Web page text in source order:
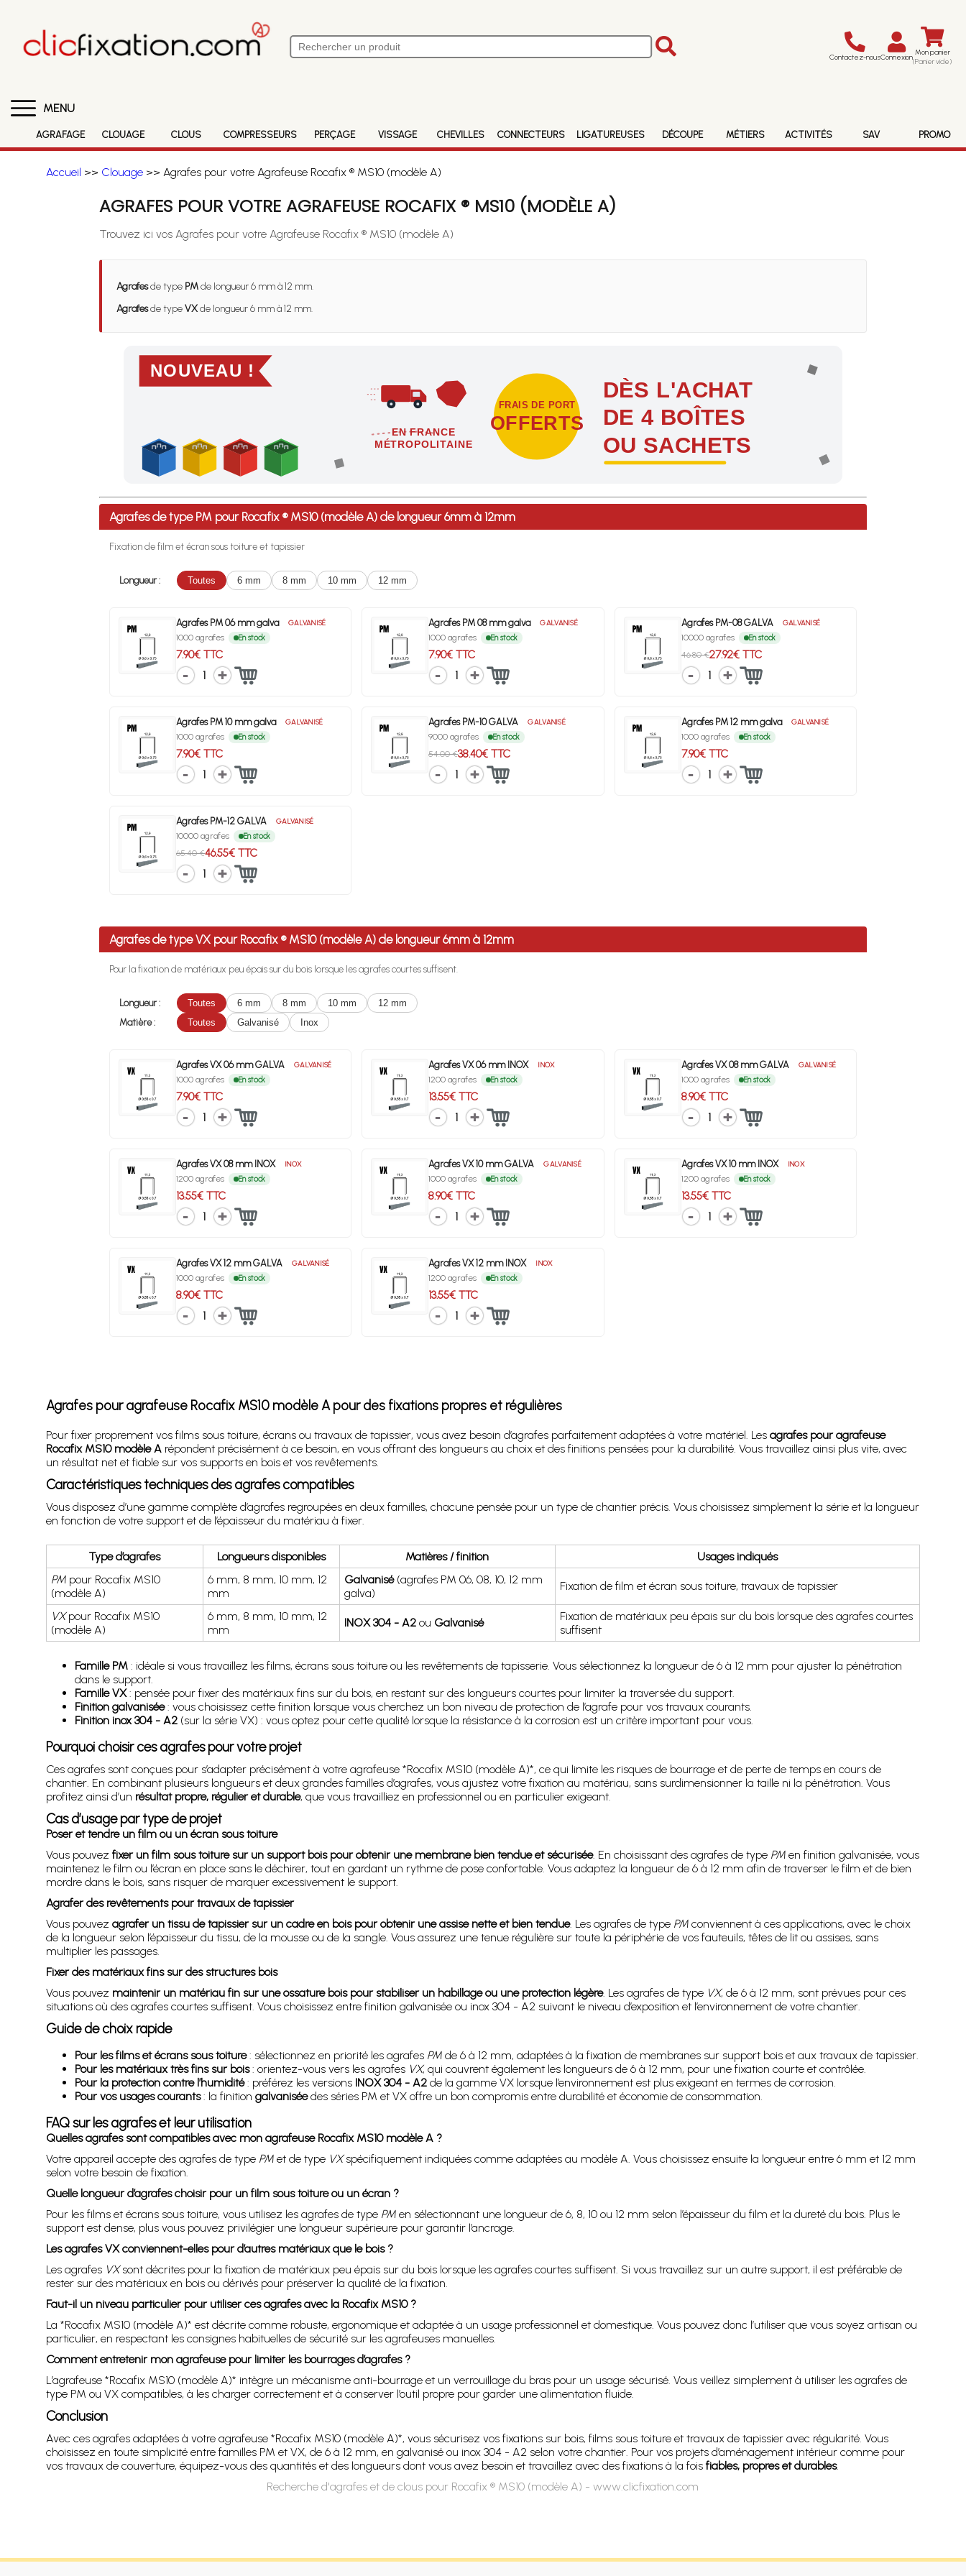
Contactez-nousConnexion Mon panier
(Panier vide)
MENU
AGRAFAGE CLOUAGE CLOUS COMPRESSEURS PERÇAGE VISSAGE CHEVILLES CONNECTEURS LIGATUREUSES DÉCOUPE MÉTIERS ACTIVITÉS SAV PROMO
Accueil >> Clouage>> Agrafes pour votre Agrafeuse Rocafix ® MS10 (modèle A)
AGRAFES POUR VOTRE AGRAFEUSE ROCAFIX ® MS10 (MODÈLE A)
Trouvez ici vos Agrafes pour votre Agrafeuse Rocafix ® MS10 (modèle A)
Agrafesde type PMde longueur 6 mm à 12 mm.
Agrafesde typeVXde longueur 6 mm à 12 mm.
NOUVEAU !
EN FRANCE
MÉTROPOLITAINE
FRAIS DE PORT
OFFERTS
DÈS L'ACHAT
DE 4 BOÎTES
OU SACHETS
Profitez des Frais de port offerts en France métropolitaine dès l'achat de 4 sachets ou boîtes d'agrafes ou de pointes !
Agrafes de type PM pour Rocafix ® MS10 (modèle A) de longueur 6mm à 12mm
Fixation de film et écran sous toiture et tapissier
Longueur : Toutes 6 mm 8 mm 10 mm 12 mm
Agrafes PM 06 mm galva GALVANISÉ
1000 agrafes En stock
7.90€ TTC
1
Agrafes PM 08 mm galva GALVANISÉ
1000 agrafes En stock
7.90€ TTC
1
Agrafes PM-08 GALVA GALVANISÉ
10000 agrafes En stock
46.80 €27.92€ TTC
1
Agrafes PM 10 mm galva GALVANISÉ
1000 agrafes En stock
7.90€ TTC
1
Agrafes PM-10 GALVA GALVANISÉ
9000 agrafes En stock
54.00 €38.40€ TTC
1
Agrafes PM 12 mm galva GALVANISÉ
1000 agrafes En stock
7.90€ TTC
1
Agrafes PM-12 GALVA GALVANISÉ
10000 agrafes En stock
65.40 €46.55€ TTC
1
Agrafes de type VX pour Rocafix ® MS10 (modèle A) de longueur 6mm à 12mm
Pour la fixation de matériaux peu épais sur du bois lorsque les agrafes courtes suffisent.
Longueur : Toutes 6 mm 8 mm 10 mm
12 mm
Matière :
Toutes Galvanisé Inox
Agrafes VX 06 mm GALVA GALVANISÉ
1000 agrafes En stock
7.90€ TTC
1
Agrafes VX 06 mm INOX INOX
1200 agrafes En stock
13.55€ TTC
1
Agrafes VX 08 mm GALVA GALVANISÉ
1000 agrafes En stock
8.90€ TTC
1
Agrafes VX 08 mm INOX INOX
1200 agrafes En stock
13.55€ TTC
1
Agrafes VX 10 mm GALVA GALVANISÉ
1000 agrafes En stock
8.90€ TTC
1
Agrafes VX 10 mm INOX INOX
1200 agrafes En stock
13.55€ TTC
1
Agrafes VX 12 mm GALVA GALVANISÉ
1000 agrafes En stock
8.90€ TTC
1
Agrafes VX 12 mm INOX INOX
1200 agrafes En stock
13.55€ TTC
1
Agrafes pour agrafeuse Rocafix MS10 modèle A pour des fixations propres et régulières
Pour fixer proprement vos films sous toiture, écrans ou travaux de tapissier, vous avez besoin d’agrafes parfaitement adaptées à votre matériel. Les agrafes pour agrafeuse
Rocafix MS10 modèle Arépondent précisément à ce besoin, en vous offrant des longueurs au choix et des finitions pensées pour la durabilité. Vous travaillez ainsi plus vite, avec
un résultat net et fiable sur vos supports en bois et vos revêtements.
Caractéristiques techniques des agrafes compatibles
Vous disposez d’une gamme complète d’agrafes regroupées en deux familles, chacune pensée pour un type de chantier précis. Vous choisissez simplement la série et la longueur
en fonction de votre support et de l’épaisseur du matériau à fixer.
Type d’agrafes Longueurs disponibles Matières / finition
Usages indiqués
PMpour Rocafix MS10
(modèle A)
6 mm, 8 mm, 10 mm, 12
mm
Galvanisé(agrafes PM 06, 08, 10, 12 mm
galva)
Fixation de film et écran sous toiture, travaux de tapissier
VXpour Rocafix MS10
(modèle A)
6 mm, 8 mm, 10 mm, 12
mm
INOX 304 - A2ou Galvanisé
Fixation de matériaux peu épais sur du bois lorsque des agrafes courtes
suffisent
Famille PM: idéale si vous travaillez les films, écrans sous toiture ou les revêtements de tapisserie. Vous sélectionnez la longueur de 6 à 12 mm pour ajuster la pénétration
dans le support.
Famille VX: pensée pour fixer des matériaux fins sur du bois, en restant sur des longueurs courtes pour limiter la traversée du support.
Finition galvanisée: vous choisissez cette finition lorsque vous cherchez un bon niveau de protection de l’agrafe pour vos travaux courants.
Finition inox 304 - A2(sur la série VX) : vous optez pour cette qualité lorsque la résistance à la corrosion est un critère important pour vous.
Pourquoi choisir ces agrafes pour votre projet
Ces agrafes sont conçues pour s’adapter précisément à votre agrafeuse *Rocafix MS10 (modèle A)*, ce qui limite les risques de bourrage et de perte de temps en cours de
chantier. En combinant plusieurs longueurs et deux grandes familles d’agrafes, vous ajustez votre fixation au matériau, sans surdimensionner la taille ni la pénétration. Vous
profitez ainsi d’un résultat propre, régulier et durable, que vous travailliez en professionnel ou en particulier exigeant.
Cas d’usage par type de projet
Poser et tendre un film ou un écran sous toiture
Vous pouvez fixer un film sous toiture sur un support bois pour obtenir une membrane bien tendue et sécurisée. En choisissant des agrafes de type PMen finition galvanisée, vous
maintenez le film ou l’écran en place sans le déchirer, tout en gardant un rythme de pose confortable. Vous adaptez la longueur de 6 à 12 mm afin de traverser le film et de bien
mordre dans le bois, sans risquer de marquer excessivement le support.
Agrafer des revêtements pour travaux de tapissier
Vous pouvez agrafer un tissu de tapissier sur un cadre en bois pour obtenir une assise nette et bien tendue. Les agrafes de type PMconviennent à ces applications, avec le choix
de la longueur selon l’épaisseur du tissu, de la mousse ou de la sangle. Vous assurez une tenue régulière sur toute la périphérie de vos fauteuils, têtes de lit ou assises, sans
multiplier les passages.
Fixer des matériaux fins sur des structures bois
Vous pouvez maintenir un matériau fin sur une ossature bois pour stabiliser un habillage ou une protection légère. Les agrafes de type VX, de 6 à 12 mm, sont prévues pour ces
situations où des agrafes courtes suffisent. Vous choisissez entre finition galvanisée ou inox 304 - A2 suivant le niveau d’exposition et l’environnement de votre chantier.
Guide de choix rapide
Pour les films et écrans sous toiture: sélectionnez en priorité les agrafes PMde 6 à 12 mm, adaptées à la fixation de membranes sur support bois et aux travaux de tapissier.
Pour les matériaux très fins sur bois: orientez-vous vers les agrafes VX, qui couvrent également les longueurs de 6 à 12 mm, pour une fixation courte et contrôlée.
Pour la protection contre l’humidité: préférez les versions INOX 304 - A2de la gamme VX lorsque l’environnement est plus exigeant en termes de corrosion.
Pour vos usages courants: la finition galvaniséedes séries PM et VX offre un bon compromis entre durabilité et économie de consommation.
FAQ sur les agrafes et leur utilisation
Quelles agrafes sont compatibles avec mon agrafeuse Rocafix MS10 modèle A ?
Votre appareil accepte des agrafes de type PMet de type VXspécifiquement indiquées comme adaptées au modèle A. Vous choisissez ensuite la longueur entre 6 mm et 12 mm
selon votre besoin de fixation.
Quelle longueur d’agrafes choisir pour un film sous toiture ou un écran ?
Pour les films et écrans sous toiture, vous utilisez les agrafes de type PMen sélectionnant une longueur de 6, 8, 10 ou 12 mm selon l’épaisseur du film et la dureté du bois. Plus le
support est dense, plus vous pouvez privilégier une longueur supérieure pour garantir l’ancrage.
Les agrafes VX conviennent-elles pour d’autres matériaux que le bois ?
Les agrafes VXsont décrites pour la fixation de matériaux peu épais sur du bois lorsque les agrafes courtes suffisent. Si vous travaillez sur un autre support, il est préférable de
rester sur des matériaux en bois ou dérivés pour préserver la qualité de la fixation.
Faut-il un niveau particulier pour utiliser ces agrafes avec la Rocafix MS10 ?
La *Rocafix MS10 (modèle A)* est décrite comme robuste, ergonomique et adaptée à un usage professionnel et domestique. Vous pouvez donc l’utiliser que vous soyez artisan ou
particulier, en respectant les consignes habituelles de sécurité sur les agrafeuses manuelles.
Comment entretenir mon agrafeuse pour limiter les bourrages d’agrafes ?
L’agrafeuse *Rocafix MS10 (modèle A)* intègre un mécanisme anti-bourrage et un verrouillage du bras pour un usage sécurisé. Vous veillez simplement à utiliser les agrafes de
type PM ou VX compatibles, à les charger correctement et à conserver l’outil propre pour garder une alimentation fluide.
Conclusion
Avec ces agrafes adaptées à votre agrafeuse *Rocafix MS10 (modèle A)*, vous sécurisez vos fixations sur bois, films sous toiture et travaux de tapissier avec régularité. Vous
choisissez en toute simplicité entre familles PM et VX, de 6 à 12 mm, en galvanisé ou inox 304 - A2 selon votre chantier. Pour vos projets d’aménagement intérieur comme pour
vos travaux de couverture, équipez-vous des quantités et des longueurs dont vous avez besoin et travaillez avec des fixations à la fois fiables, propres et durables.
Recherche d'agrafes et de clous pour Rocafix ® MS10 (modèle A) - www.clicfixation.com